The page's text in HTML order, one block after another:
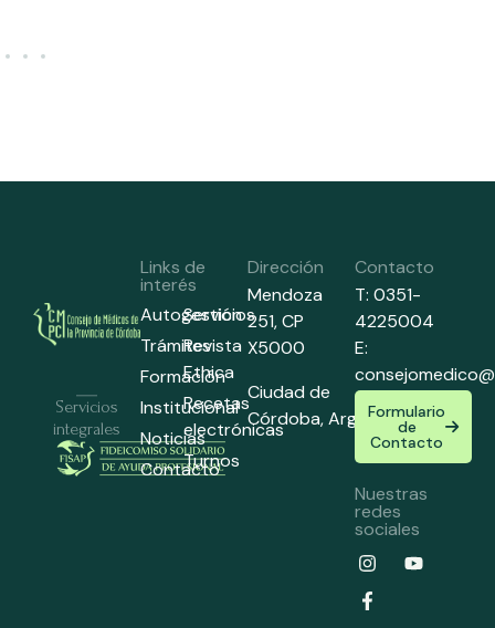
Servicios
integrales
Links de
interés
Autogestión
Trámites
Formación
Institucional
Noticias
Contacto
Servicios
Revista
Ethica
Recetas
electrónicas
Turnos
Dirección
Mendoza
251,CP
X5000
Ciudad de
Córdoba,Argentina
Contacto
T: 0351-
4225004
E:
Formulario
de
Contacto
Nuestras
redes
sociales